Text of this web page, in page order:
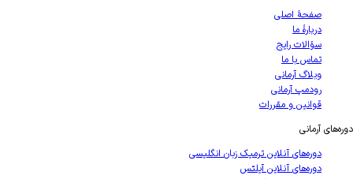
صفحهٔ اصلی
دربارهٔ ما
سؤالات رایج
تماس با ما
وبلاگ آرمانی
رودمپ آرمانی
قوانین و مقررات
دوره‌های آرمانی
دوره‌های آنلاین ترمیک زبان انگلیسی
دوره‌های آنلاین آیلتس